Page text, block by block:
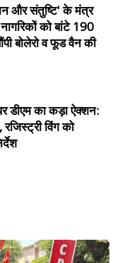
और संतुष्टि' के मंत्र
को बांटे 190
बोलेरो व फूड वैन की
डीएम का कड़ा ऐक्शन:
रजिस्ट्री विंग को